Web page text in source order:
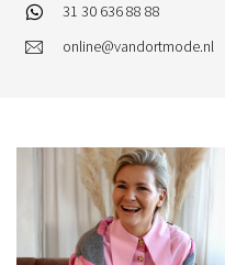
31 30 636 88 88
online@vandortmode.nl